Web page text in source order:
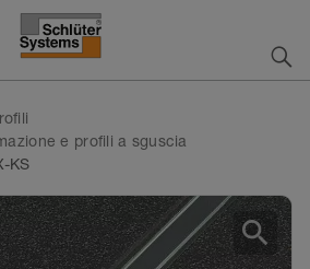
e profili a sguscia
KS
search